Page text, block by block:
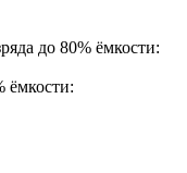
до 80% ёмкости:
ёмкости: